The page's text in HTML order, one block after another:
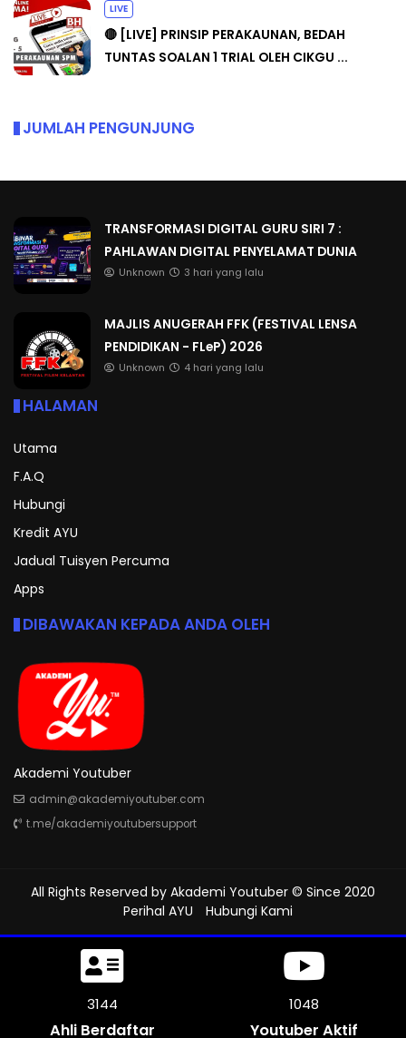
LIVE
🔴 [LIVE] PRINSIP PERAKAUNAN, BEDAH
TUNTAS SOALAN 1 TRIAL OLEH CIKGU ...
JUMLAH PENGUNJUNG
TRANSFORMASI DIGITAL GURU SIRI 7 :
PAHLAWAN DIGITAL PENYELAMAT DUNIA
Unknown 3 hari yang lalu
MAJLIS ANUGERAH FFK (FESTIVAL LENSA
PENDIDIKAN - FLeP) 2026
Unknown 4 hari yang lalu
HALAMAN
Utama
F.A.Q
Hubungi
Kredit AYU
Jadual Tuisyen Percuma
Apps
DIBAWAKAN KEPADA ANDA OLEH
Akademi Youtuber
admin@akademiyoutuber.com
t.me/akademiyoutubersupport
All Rights Reserved by Akademi Youtuber © Since 2020
Perihal AYU
Hubungi Kami
3651
Ahli Berdaftar
1217
Youtuber Aktif